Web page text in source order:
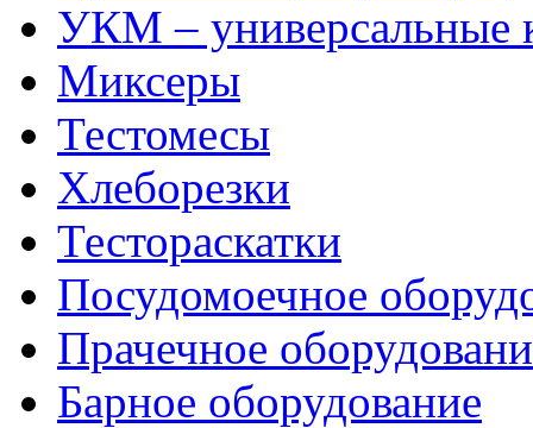
УКМ – универсальные
Миксеры
Тестомесы
Хлеборезки
Тестораскатки
Посудомоечное
Прачечное
Барное оборудование